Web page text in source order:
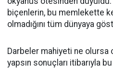
biçenlerin, bu memlekette
olmadığını tüm dünyaya
Darbeler mahiyeti ne olursa
yapsın sonuçları itibarıyla